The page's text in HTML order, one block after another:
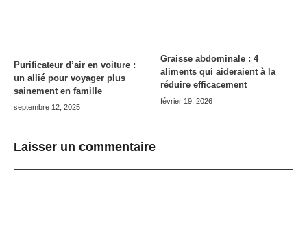
Purificateur d’air en voiture :
un allié pour voyager plus
sainement en famille
septembre 12, 2025
Graisse abdominale : 4
aliments qui aideraient à la
réduire efficacement
février 19, 2026
Laisser un commentaire